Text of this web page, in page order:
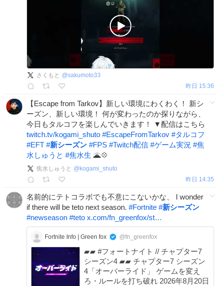
さくもと @sakumoto33
昨日 15:36
【Escape from Tarkov】新しい環境にわくわく！ 新シ
ーズン、新しい環境！ 何が変わったのか探りながら、
今日もタルコフを楽しんでいきます！ ▼配信はこちら
twitch.tv/kogami_shuto #EscapeFromTarkov #タルコフ
#EFT #新シーズン #FPS #Twitch配信 #ゲーム実況 #焦
水しゅうと #焦水生 🌋💠
焦水しゅうと @ kogami_shuto
昨日 14:35
名前的にテトコラボでも不意にこないかな、 I wonder
if there will be teto next season. #Fortnite #新シーズン
#newseason #teto x.com/fn_greenfox/st…
Fortnite Info | Green fox @fn_greenfox
▰▰ #フォートナイト // チャプター7
シーズン4 ▰▰ チャプター7 シーズン
4「オーバーライド」 ゲームを変え
ろ・ルールを打ち破れ 2026年8月20日